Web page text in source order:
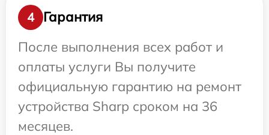
4
Гарантия
После выполнения всех работ и
оплаты услуги Вы получите
официальную гарантию на ремонт
устройства Sharp сроком на 36
месяцев.